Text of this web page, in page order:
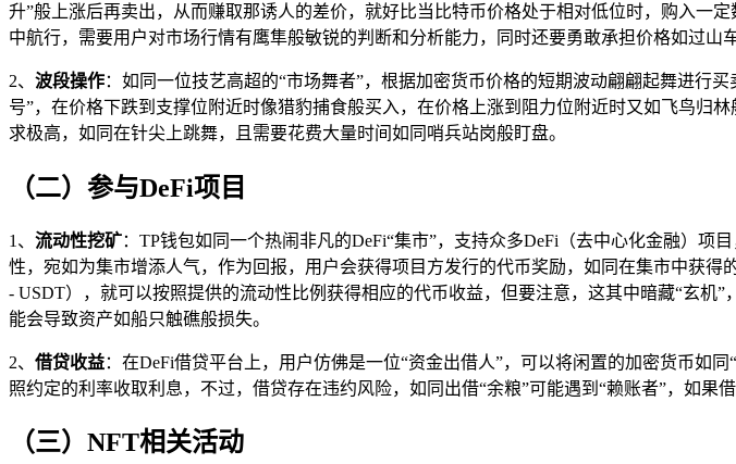
升”般上涨后再卖出，从而赚取那诱人的差价，就好比当比特币价格处于相对低位时，购入一
中航行，需要用户对市场行情有鹰隼般敏锐的判断和分析能力，同时还要勇敢承担价格如过山
2、 波段操作：如同一位技艺高超的“市场舞者”，根据加密货币价格的短期波动翩翩起舞进行
号”，在价格下跌到支撑位附近时像猎豹捕食般买入，在价格上涨到阻力位附近时又如飞鸟归
求极高，如同在针尖上跳舞，且需要花费大量时间如同哨兵站岗般盯盘。
（二）参与DeFi项目
1、 流动性挖矿：TP钱包如同一个热闹非凡的DeFi“集市”，支持众多DeFi（去中心化金融）
性，宛如为集市增添人气，作为回报，用户会获得项目方发行的代币奖励，如同在集市中获
- USDT），就可以按照提供的流动性比例获得相应的代币收益，但要注意，这其中暗藏“玄
能会导致资产如船只触礁般损失。
2、 借贷收益：在DeFi借贷平台上，用户仿佛是一位“资金出借人”，可以将闲置的加密货币如
照约定的利率收取利息，不过，借贷存在违约风险，如同出借“余粮”可能遇到“赖账者”，如果
（三）NFT相关活动